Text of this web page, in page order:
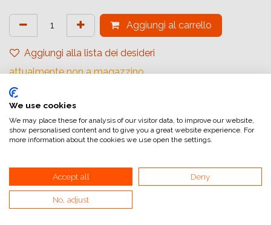
Aggiungi al carrello
Aggiungi alla lista dei desideri
attualmente non a magazzino
Marchio (Carta)
Tipologia:Baritato
Gradiente:Carta a Contrasto Variabile
Formato (Carta):30,5x40,6 cm (12x16inch)
Superficie:Opaca
We use cookies
We may place these for analysis of our visitor data, to improve our website,
show personalised content and to give you a great website experience. For
more information about the cookies we use open the settings.
Accept all Deny
No, adjust